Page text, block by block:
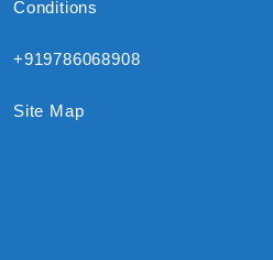
Conditions
+919786068908
Site Map